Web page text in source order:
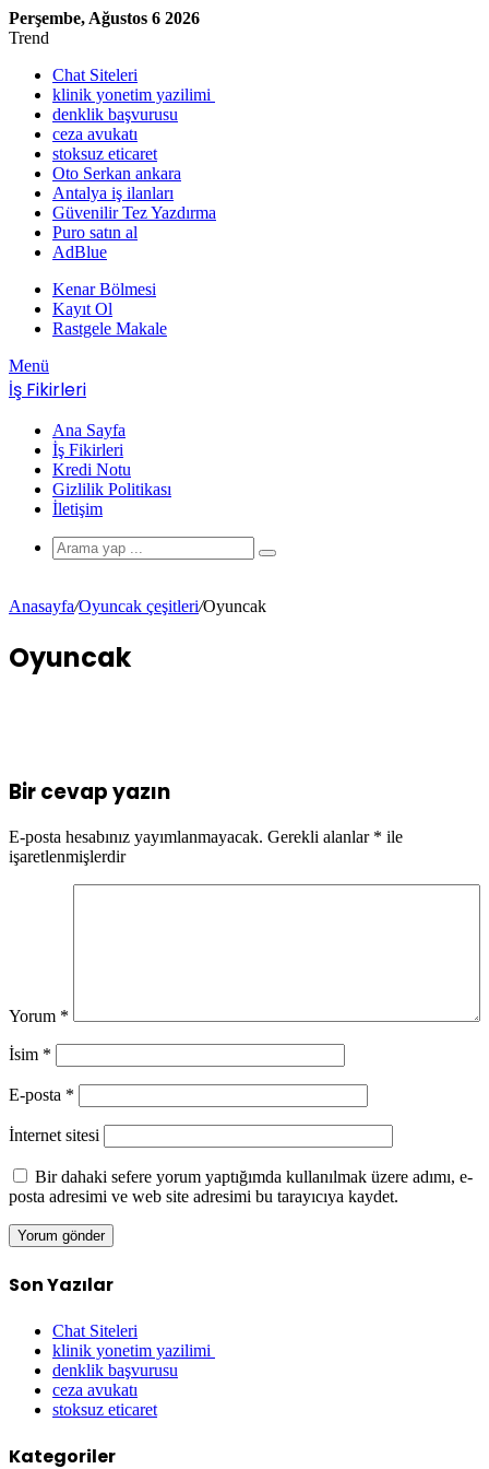
Perşembe, Ağustos 6 2026
Trend
Chat Siteleri
klinik yonetim yazilimi
denklik başvurusu
ceza avukatı
stoksuz eticaret
Oto Serkan ankara
Antalya iş ilanları
Güvenilir Tez Yazdırma
Puro satın al
AdBlue
Kenar Bölmesi
Kayıt Ol
Rastgele Makale
Menü
İş Fikirleri
Ana Sayfa
İş Fikirleri
Kredi Notu
Gizlilik Politikası
İletişim
Anasayfa/Oyuncak çeşitleri/Oyuncak
Oyuncak
Bir cevap yazın
E-posta hesabınız yayımlanmayacak. Gerekli alanlar * ile
işaretlenmişlerdir
Yorum *
İsim *
E-posta *
İnternet sitesi
Bir dahaki sefere yorum yaptığımda kullanılmak üzere adımı, e-
posta adresimi ve web site adresimi bu tarayıcıya kaydet.
Son Yazılar
Chat Siteleri
klinik yonetim yazilimi
denklik başvurusu
ceza avukatı
stoksuz eticaret
Kategoriler